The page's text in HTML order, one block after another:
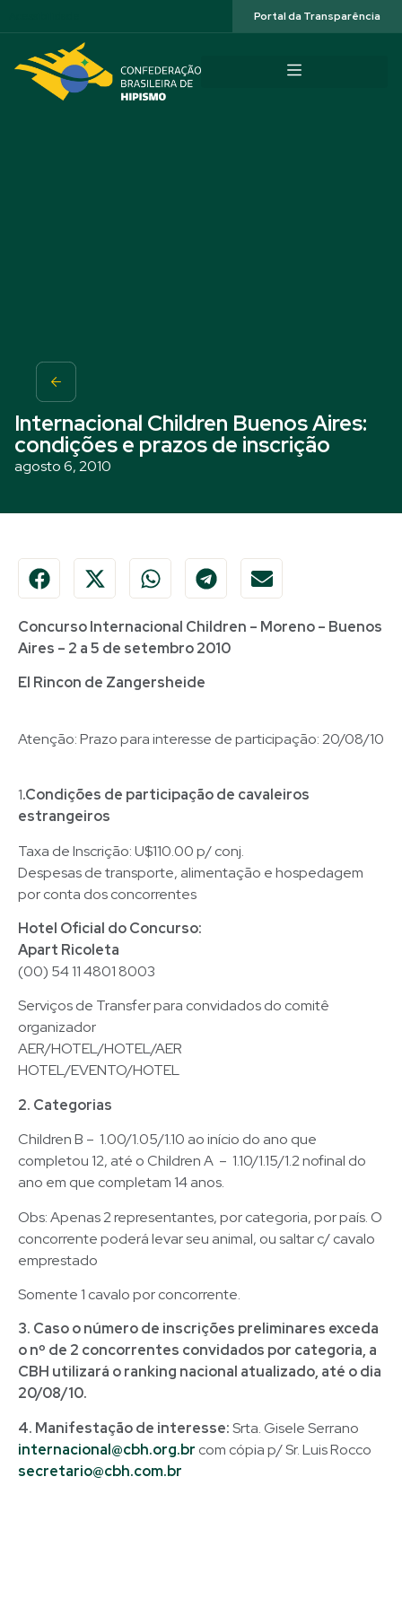
Portal da Transparência
Internacional Children Buenos Aires:
condições e prazos de inscrição
agosto 6, 2010
Concurso Internacional Children – Moreno – Buenos
Aires – 2 a 5 de setembro 2010
El Rincon de Zangersheide
Atenção: Prazo para interesse de participação: 20/08/10
1.Condições de participação de cavaleiros
estrangeiros
Taxa de Inscrição: U$110.00 p/ conj.
Despesas de transporte, alimentação e hospedagem
por conta dos concorrentes
Hotel Oficial do Concurso:
Apart Ricoleta
(00) 54 11 4801 8003
Serviços de Transfer para convidados do comitê
organizador
AER/HOTEL/HOTEL/AER
HOTEL/EVENTO/HOTEL
2. Categorias
Children B – 1.00/1.05/1.10 ao início do ano que
completou 12, até o Children A – 1.10/1.15/1.2 nofinal do
ano em que completam 14 anos.
Obs: Apenas 2 representantes, por categoria, por país. O
concorrente poderá levar seu animal, ou saltar c/ cavalo
emprestado
Somente 1 cavalo por concorrente.
3. Caso o número de inscrições preliminares exceda
o nº de 2 concorrentes convidados por categoria, a
CBH utilizará o ranking nacional atualizado, até o dia
20/08/10.
4. Manifestação de interesse:Srta. Gisele Serrano
internacional@cbh.org.br com cópia p/ Sr. Luis Rocco
secretario@cbh.com.br